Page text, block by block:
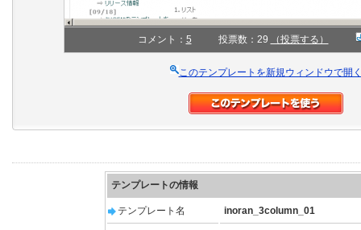
コメント： 5 投票数：29 （投票する）
このテンプレートを新規ウィンドウで開
テンプレートの情報
テンプレート名 inoran_3column_01